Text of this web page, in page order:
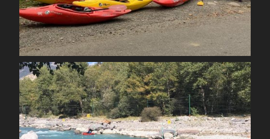
Oct 30
spcoccanoekayakduloup